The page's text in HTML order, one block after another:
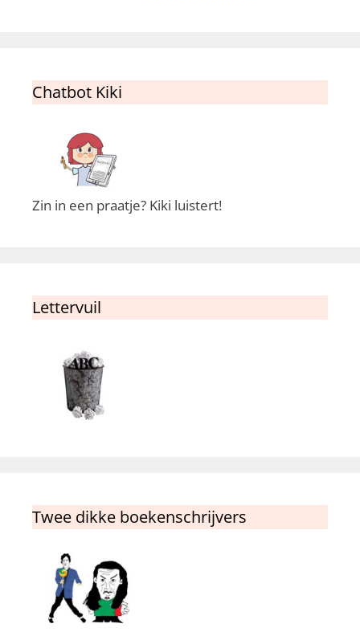
Chatbot Kiki
Zin in een praatje? Kiki luistert!
Lettervuil
Twee dikke boekenschrijvers